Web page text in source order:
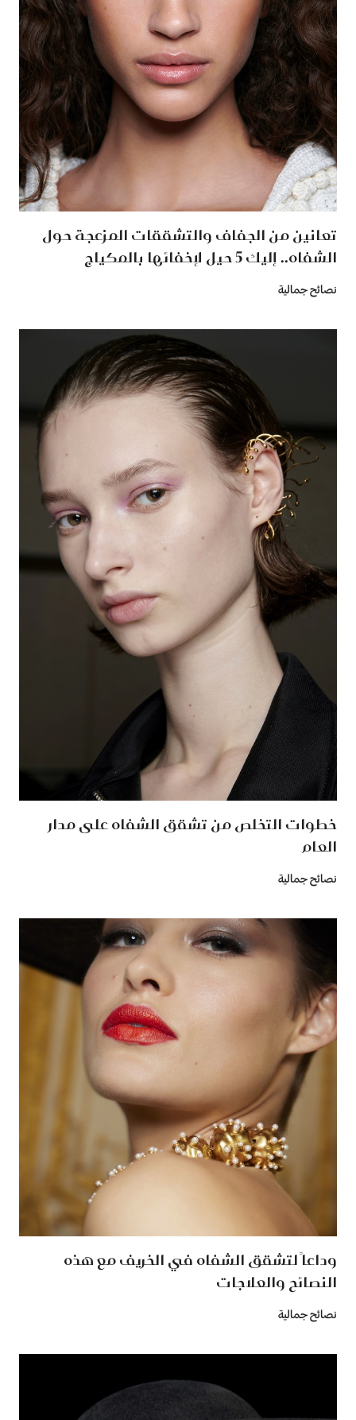
تعانين من الجفاف والتشققات المزعجة حول
الشفاه.. إليك 5 حيل لإخفائها بالمكياج
نصائح جمالية
خطوات التخلص من تشقق الشفاه على مدار
العام
نصائح جمالية
وداعاً لتشقق الشفاه في الخريف مع هذه
النصائح والعلاجات
نصائح جمالية